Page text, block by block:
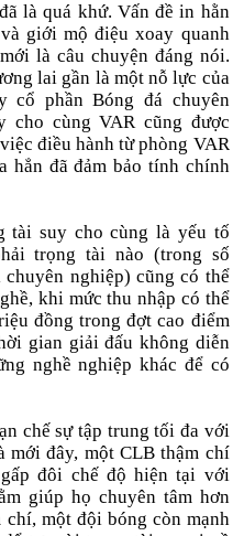
là quá khứ. Vấn đề in hằn
giới mộ điệu xoay quanh
là câu chuyện đáng nói.
lai gần là một nỗ lực của
phần Bóng đá chuyên
cho cùng VAR cũng được
điều hành từ phòng VAR
hẳn đã đảm bảo tính chính
tài suy cho cùng là yếu tố
trọng tài nào (trong số
nghiệp) cũng có thể
khi mức thu nhập có thể
đồng trong đợt cao điểm
gian giải đấu không diễn
nghề nghiệp khác để có
chế sự tập trung tối đa với
đây, một CLB thậm chí
đôi chế độ hiện tại với
giúp họ chuyên tâm hơn
một đội bóng còn mạnh